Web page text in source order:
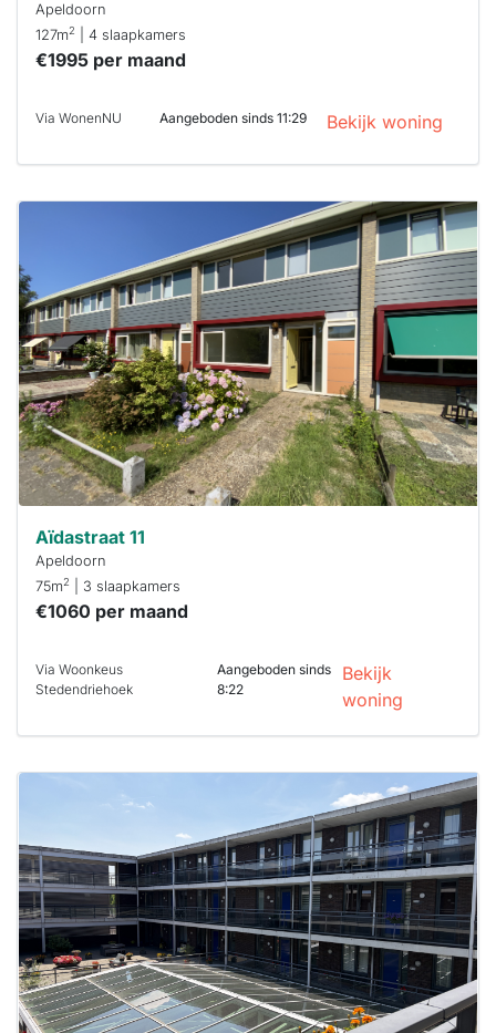
Apeldoorn
127m2 | 4 slaapkamers
€1995 per maand
Via WonenNU Aangeboden sinds 11:29 Bekijk woning
waarschijnlijk
al verhuurd
Om kans te
maken moet je
binnen 15
minuten
reageren.
Stekkies helpt
je hierbij!
Aïdastraat 11
Apeldoorn
75m2 | 3 slaapkamers
€1060 per maand
Via Woonkeus
Stedendriehoek
Aangeboden sinds
8:22
Bekijk
woning
Deze woning
al verhuurd
Om kans te
maken moet je
binnen 15
minuten
reageren.
Stekkies helpt
je hierbij!